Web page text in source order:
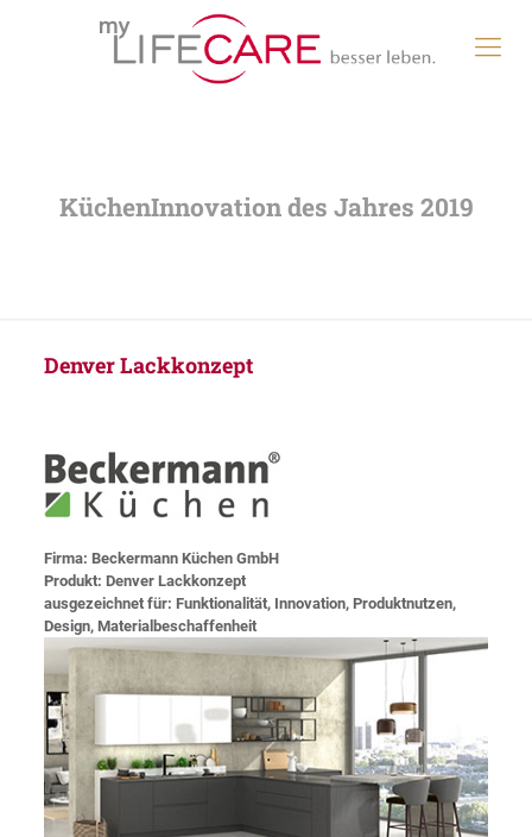
Denver Lackkonzept
Firma: Beckermann Küchen GmbH
Produkt: Denver Lackkonzept
ausgezeichnet für: Funktionalität, Innovation, Produktnutzen,
Design, Materialbeschaffenheit